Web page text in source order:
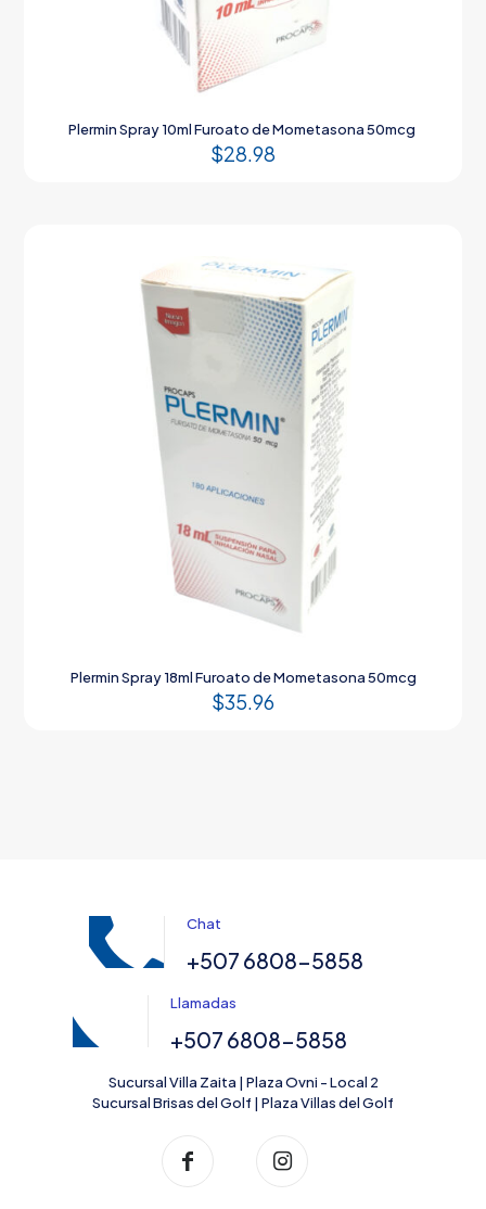
Plermin Spray 10ml Furoato de Mometasona 50mcg
$28.98
Plermin Spray 18ml Furoato de Mometasona 50mcg
$35.96
Chat
+507 6808-5858
Llamadas
+507 6808-5858
Sucursal Villa Zaita | Plaza Ovni - Local 2
Sucursal Brisas del Golf | Plaza Villas del Golf